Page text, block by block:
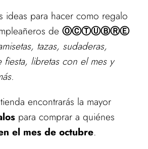
ideas para hacer como regalo
de ⓄⒸⓉⓊⒷⓇⒺ
tazas, sudaderas,
libretas con el mes y
encontrarás la mayor
para comprar a quiénes
el mes de octubre.